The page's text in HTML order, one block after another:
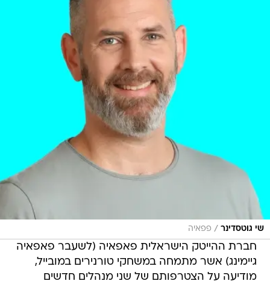
שי גוטסדינר / פפאיה
חברת ההייטק הישראלית פאפאיה (לשעבר פאפאיה
גיימינג) אשר מתמחה במשחקי טורנירים במובייל,
מודיעה על הצטרפותם של שני מנהלים חדשים